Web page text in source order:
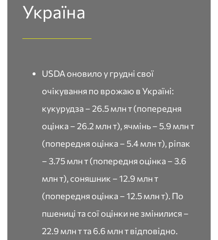
Україна​
USDA оновило у грудні свої
очікування по врожаю в Україні:
кукурудза – 26.5 млн т (попередня
оцінка – 26.2 млн т), ячмінь – 5.9 млн т
(попередня оцінка – 5.4 млн т), ріпак
– 3.75 млн т (попередня оцінка – 3.6
млн т), соняшник – 12.9 млн т
(попередня оцінка – 12.5 млн т). По
пшениці та сої оцінки не змінилися –
22.9 млн т та 6.6 млн т відповідно.